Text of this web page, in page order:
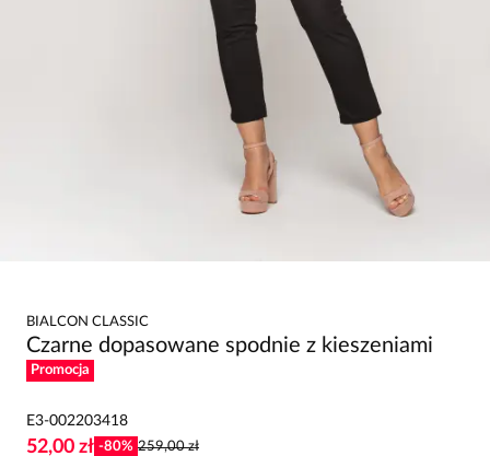
BIALCON CLASSIC
Czarne dopasowane spodnie z kieszeniami
Promocja
E3-002203418
52,00 zł -80% 259,00 zł